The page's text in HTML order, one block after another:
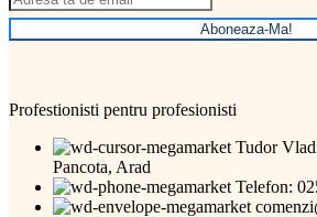
Aboneaza-Ma!
Profestionisti pentru profesionisti
Tudor
Pancota, Arad
Telefon: